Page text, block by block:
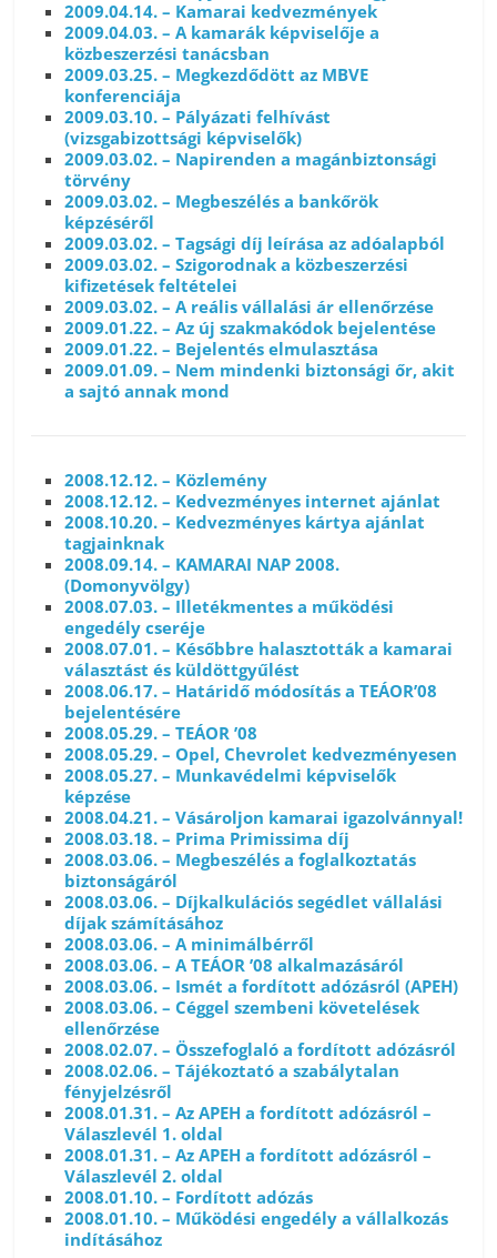
2009.04.14. – Kamarai kedvezmények
2009.04.03. – A kamarák képviselője a
közbeszerzési tanácsban
2009.03.25. – Megkezdődött az MBVE
konferenciája
2009.03.10. – Pályázati felhívást
(vizsgabizottsági képviselők)
2009.03.02. – Napirenden a magánbiztonsági
törvény
2009.03.02. – Megbeszélés a bankőrök
képzéséről
2009.03.02. – Tagsági díj leírása az adóalapból
2009.03.02. – Szigorodnak a közbeszerzési
kifizetések feltételei
2009.03.02. – A reális vállalási ár ellenőrzése
2009.01.22. – Az új szakmakódok bejelentése
2009.01.22. – Bejelentés elmulasztása
2009.01.09. – Nem mindenki biztonsági őr, akit
a sajtó annak mond
2008.12.12. – Közlemény
2008.12.12. – Kedvezményes internet ajánlat
2008.10.20. – Kedvezményes kártya ajánlat
tagjainknak
2008.09.14. – KAMARAI NAP 2008.
(Domonyvölgy)
2008.07.03. – Illetékmentes a működési
engedély cseréje
2008.07.01. – Későbbre halasztották a kamarai
választást és küldöttgyűlést
2008.06.17. – Határidő módosítás a TEÁOR’08
bejelentésére
2008.05.29. – TEÁOR ’08
2008.05.29. – Opel, Chevrolet kedvezményesen
2008.05.27. – Munkavédelmi képviselők
képzése
2008.04.21. – Vásároljon kamarai igazolvánnyal!
2008.03.18. – Prima Primissima díj
2008.03.06. – Megbeszélés a foglalkoztatás
biztonságáról
2008.03.06. – Díjkalkulációs segédlet vállalási
díjak számításához
2008.03.06. – A minimálbérről
2008.03.06. – A TEÁOR ’08 alkalmazásáról
2008.03.06. – Ismét a fordított adózásról (APEH)
2008.03.06. – Céggel szembeni követelések
ellenőrzése
2008.02.07. – Összefoglaló a fordított adózásról
2008.02.06. – Tájékoztató a szabálytalan
fényjelzésről
2008.01.31. – Az APEH a fordított adózásról –
Válaszlevél 1. oldal
2008.01.31. – Az APEH a fordított adózásról –
Válaszlevél 2. oldal
2008.01.10. – Fordított adózás
2008.01.10. – Működési engedély a vállalkozás
indításához